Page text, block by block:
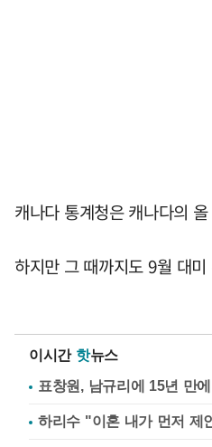
캐나다 통계청은 캐나다의
하지만 그 때까지도 9월 대
이시간 핫뉴스
표창원, 남규리에 15년 만
하리수 "이혼 내가 먼저